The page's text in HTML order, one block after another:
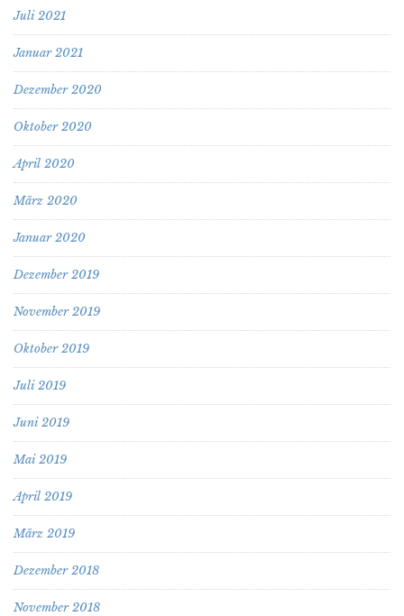
Juli 2021
Januar 2021
Dezember 2020
Oktober 2020
April 2020
März 2020
Januar 2020
Dezember 2019
November 2019
Oktober 2019
Juli 2019
Juni 2019
Mai 2019
April 2019
März 2019
Dezember 2018
November 2018